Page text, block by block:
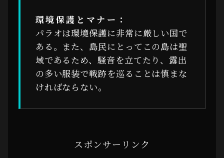
環境保護とマナー：
パラオは環境保護に非常に厳しい国で
ある。また、島民にとってこの島は聖
域であるため、騒音を立てたり、露出
の多い服装で戦跡を巡ることは慎まな
ければならない。
スポンサーリンク